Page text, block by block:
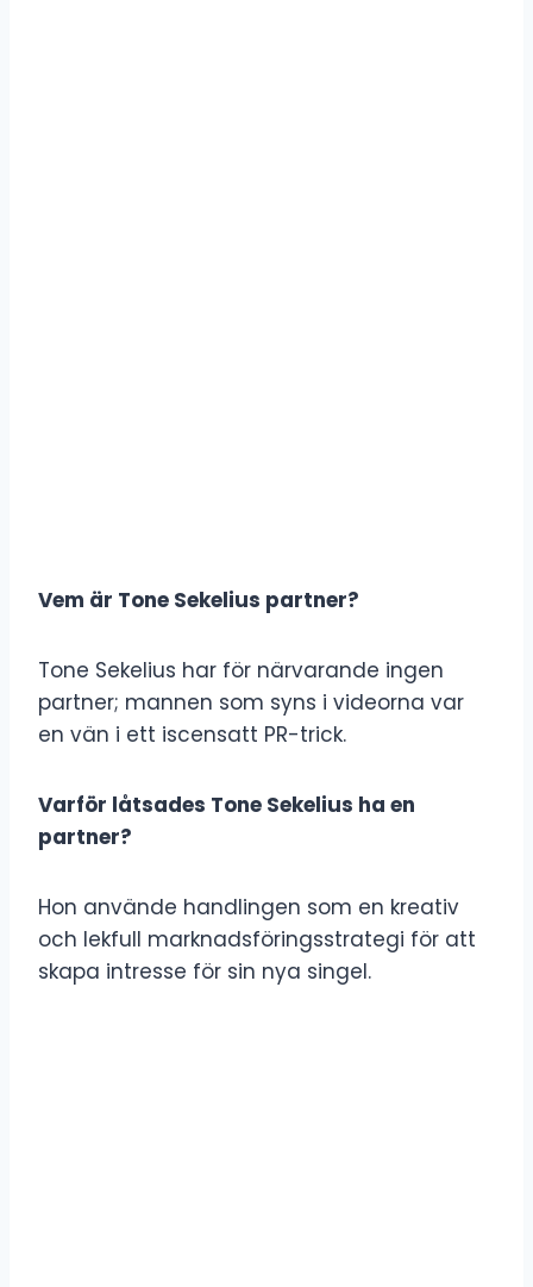
Vem är Tone Sekelius partner?
Tone Sekelius har för närvarande ingen
partner; mannen som syns i videorna var
en vän i ett iscensatt PR-trick.
Varför låtsades Tone Sekelius ha en
partner?
Hon använde handlingen som en kreativ
och lekfull marknadsföringsstrategi för att
skapa intresse för sin nya singel.